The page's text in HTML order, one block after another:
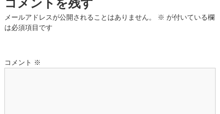
ゲ
ー
シ
コメントを残す
メールアドレスが公開されることはありません。 ※ が付いている欄
は必須項目です
コメント ※